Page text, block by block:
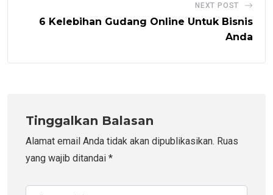
NEXT POST
6 Kelebihan Gudang Online Untuk Bisnis
Anda
Tinggalkan Balasan
Alamat email Anda tidak akan dipublikasikan. Ruas
yang wajib ditandai *